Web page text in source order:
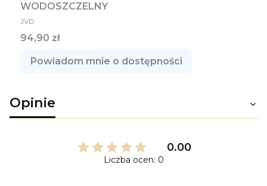
WODOSZCZELNY
PRODUCENT
JVD
Cena
94,90 zł
Powiadom mnie o dostępności
Opinie
0.00
Liczba ocen: 0